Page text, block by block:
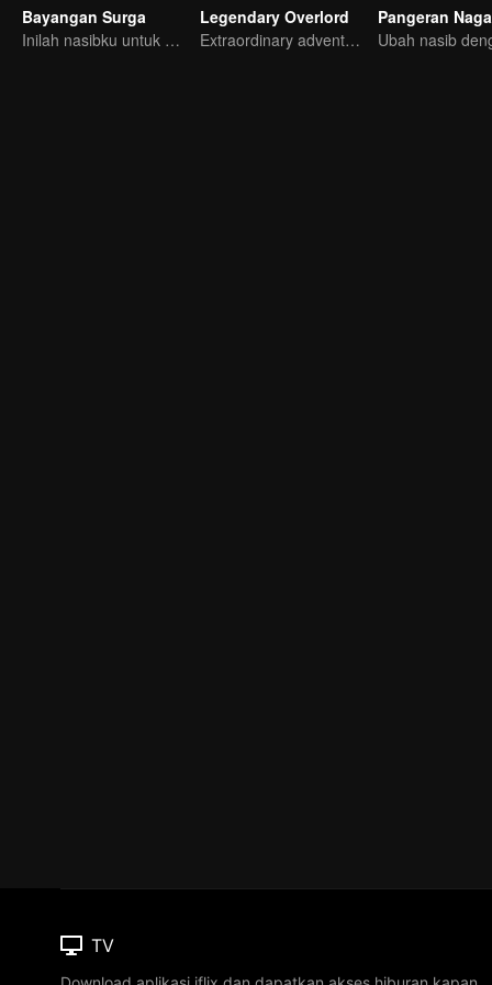
Bayangan Surga
Inilah nasibku untuk mengusir roh jahat dan iblis!
Legendary Overlord
Extraordinary adventure, a teenager reborn from adversity.
Pangeran Naga
TV